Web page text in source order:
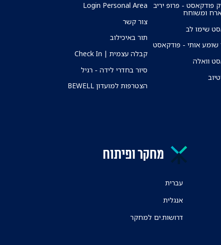
פודקאסט - פרופ יריב
ומשוחח
שימו לב
שומע אותי - פודקאסט
וואלה
Login Personal Area
צור קשר
תור באיכילוב
קבלה עצמית | Check In
סיור בחדרי לידה - רגיל
הצטרפות למועדון BEWELL
מחקר ופיתוח
עברית
אנגלית
דרושות.ים למחקר